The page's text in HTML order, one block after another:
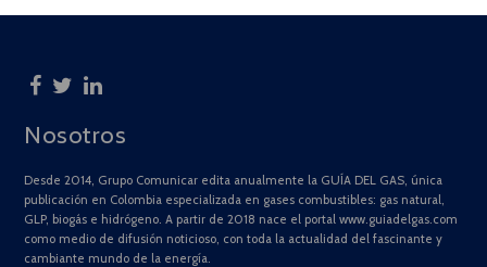
Nosotros
Desde 2014, Grupo Comunicar edita anualmente la GUÍA DEL GAS, única
publicación en Colombia especializada en gases combustibles: gas natural,
GLP, biogás e hidrógeno. A partir de 2018 nace el portal www.guiadelgas.com
como medio de difusión noticioso, con toda la actualidad del fascinante y
cambiante mundo de la energía.